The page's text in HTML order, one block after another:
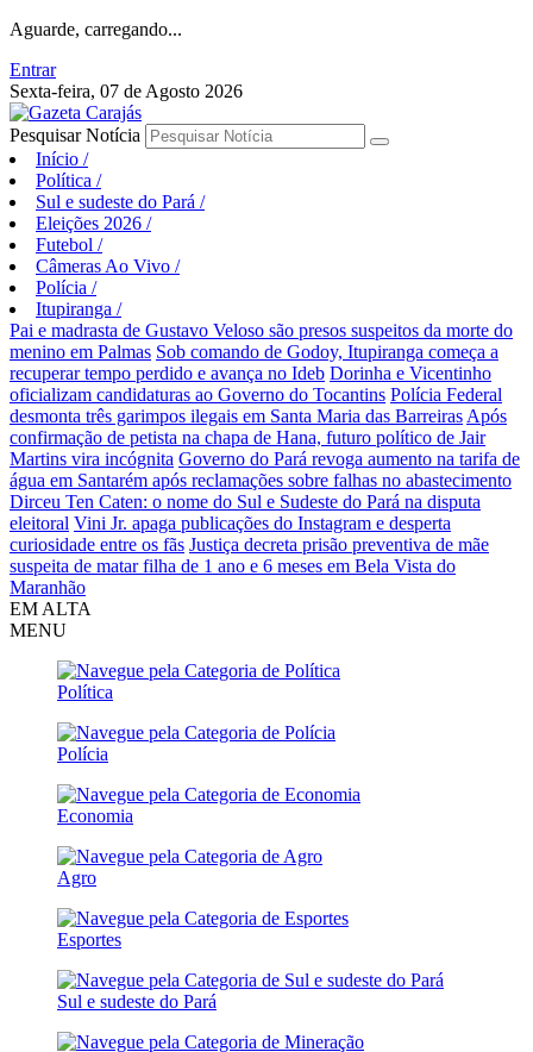
Aguarde, carregando...
Entrar
Sexta-feira, 07 de Agosto 2026
Pesquisar Notícia
Início /
Política /
Sul e sudeste do Pará /
Eleições 2026 /
Futebol /
Câmeras Ao Vivo /
Polícia /
Itupiranga /
Pai e madrasta de Gustavo Veloso são presos suspeitos da morte do
menino em Palmas Sob comando de Godoy, Itupiranga começa a
recuperar tempo perdido e avança no Ideb Dorinha e Vicentinho
oficializam candidaturas ao Governo do Tocantins Polícia Federal
desmonta três garimpos ilegais em Santa Maria das Barreiras Após
confirmação de petista na chapa de Hana, futuro político de Jair
Martins vira incógnita Governo do Pará revoga aumento na tarifa de
água em Santarém após reclamações sobre falhas no abastecimento
Dirceu Ten Caten: o nome do Sul e Sudeste do Pará na disputa
eleitoral Vini Jr. apaga publicações do Instagram e desperta
curiosidade entre os fãs Justiça decreta prisão preventiva de mãe
suspeita de matar filha de 1 ano e 6 meses em Bela Vista do
Maranhão
EM ALTA
MENU
Política
Polícia
Economia
Agro
Esportes
Sul e sudeste do Pará